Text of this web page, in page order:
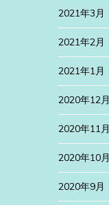
2021年3月
2021年2月
2021年1月
2020年12月
2020年11月
2020年10月
2020年9月